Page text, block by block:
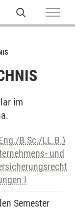
im
B.Sc./LL.B.)
und
I
Semester